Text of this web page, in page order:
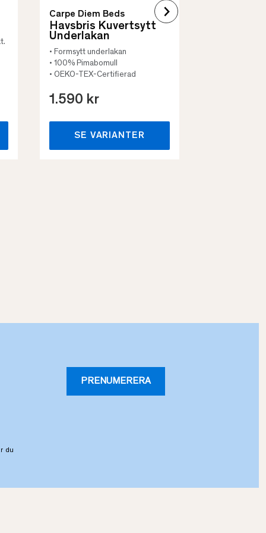
Carpe Diem Beds
Havsbris Kuvertsytt
Underlakan
• Formsytt underlakan
• 100% Pimabomull
• OEKO-TEX-Certifierad
1.590 kr
SE VARIANTER
PRENUMERERA
du